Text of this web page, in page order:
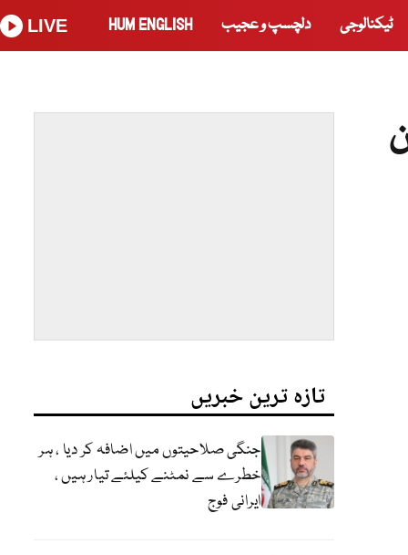
ٹیکنالوجی دلچسپ و عجیب HUM ENGLISH
LIVE
تازہ ترین خبریں
جنگی صلاحیتوں میں اضافہ کر دیا ، ہر
خطرے سے نمٹنے کیلئے تیار ہیں ،
ایرانی فوج